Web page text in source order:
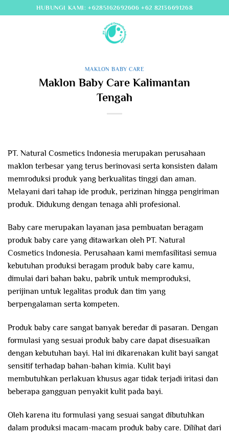
to
HUBUNGI KAMI: +6285162692606 +62 82136691268
MAKLON BABY CARE
Maklon Baby Care Kalimantan
Tengah
PT. Natural Cosmetics Indonesia merupakan perusahaan
maklon terbesar yang terus berinovasi serta konsisten dalam
memroduksi produk yang berkualitas tinggi dan aman.
Melayani dari tahap ide produk, perizinan hingga pengiriman
produk. Didukung dengan tenaga ahli profesional.
Baby care merupakan layanan jasa pembuatan beragam
produk baby care yang ditawarkan oleh PT. Natural
Cosmetics Indonesia. Perusahaan kami memfasilitasi semua
kebutuhan produksi beragam produk baby care kamu,
dimulai dari bahan baku, pabrik untuk memproduksi,
perijinan untuk legalitas produk dan tim yang
berpengalaman serta kompeten.
Produk baby care sangat banyak beredar di pasaran. Dengan
formulasi yang sesuai produk baby care dapat disesuaikan
dengan kebutuhan bayi. Hal ini dikarenakan kulit bayi sangat
sensitif terhadap bahan-bahan kimia. Kulit bayi
membutuhkan perlakuan khusus agar tidak terjadi iritasi dan
beberapa gangguan penyakit kulit pada bayi.
Oleh karena itu formulasi yang sesuai sangat dibutuhkan
dalam produksi macam-macam produk baby care. Dilihat dari